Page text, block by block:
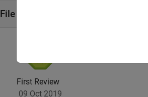
File Exchange Badge
First Review
09 Oct 2019